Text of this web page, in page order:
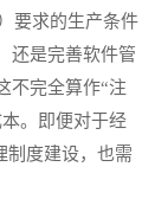
要求的生产条件
还是完善软件管
不完全算作“注
。即便对于经
制度建设，也需